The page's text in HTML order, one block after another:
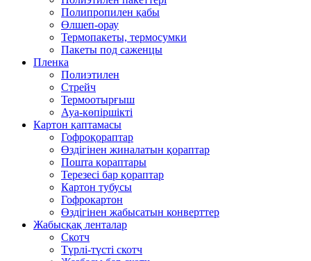
Полипропилен қабы
Өлшеп-орау
Термопакеты, термосумки
Пакеты под саженцы
Пленка
Полиэтилен
Стрейч
Термоотырғыш
Ауа-көпіршікті
Картон қаптамасы
Гофроқораптар
Өздігінен жиналатын қораптар
Пошта қораптары
Терезесі бар қораптар
Картон тубусы
Гофрокартон
Өздігінен жабысатын конверттер
Жабысқақ ленталар
Скотч
Түрлі-түсті скотч